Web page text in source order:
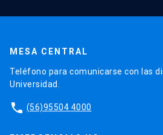
MESA CENTRAL
Teléfono para comunicarse con las
Universidad.
phone (56)95504 4000